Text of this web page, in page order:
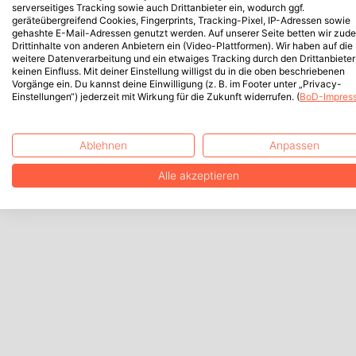
serverseitiges Tracking sowie auch Drittanbieter ein, wodurch ggf.
geräteübergreifend Cookies, Fingerprints, Tracking-Pixel, IP-Adressen sowie
gehashte E-Mail-Adressen genutzt werden. Auf unserer Seite betten wir
Drittinhalte von anderen Anbietern ein (Video-Plattformen). Wir haben auf die
weitere Datenverarbeitung und ein etwaiges Tracking durch den Drittanbieter
keinen Einfluss. Mit deiner Einstellung willigst du in die oben beschriebenen
Vorgänge ein. Du kannst deine Einwilligung (z. B. im Footer unter „Privacy-
Einstellungen“) jederzeit mit Wirkung für die Zukunft widerrufen. (BoD-
Ablehnen Anpassen
Alle akzeptieren